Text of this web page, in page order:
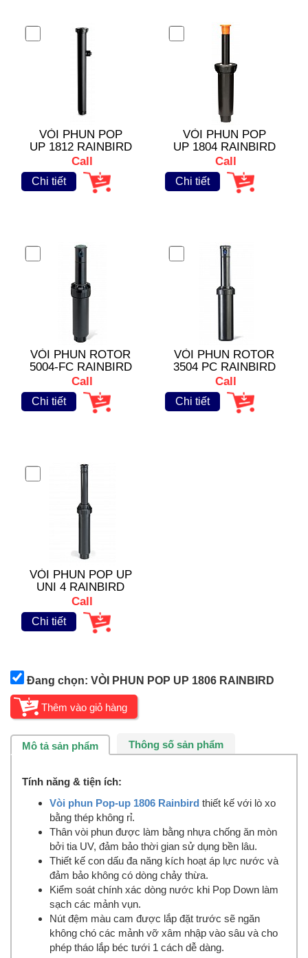
VÒI PHUN POP
UP 1812 RAINBIRD
Call
Chi tiết
VÒI PHUN POP
UP 1804 RAINBIRD
Call
Chi tiết
VÒI PHUN ROTOR
5004-FC RAINBIRD
Call
Chi tiết
VÒI PHUN ROTOR
3504 PC RAINBIRD
Call
Chi tiết
VÒI PHUN POP UP
UNI 4 RAINBIRD
Call
Chi tiết
Đang chọn: VÒI PHUN POP UP 1806 RAINBIRD
Mô tả sản phẩm Thông số sản phẩm
Tính năng & tiện ích:
Vòi phun Pop-up 1806 Rainbird thiết kế với lò xo
bằng thép không rỉ.
Thân vòi phun được làm bằng nhựa chống ăn mòn
bởi tia UV, đảm bảo thời gian sử dụng bền lâu.
Thiết kế con dấu đa năng kích hoạt áp lực nước và
đảm bảo không có dòng chảy thừa.
Kiểm soát chính xác dòng nước khi Pop Down làm
sạch các mảnh vụn.
Nút đệm màu cam được lắp đặt trước sẽ ngăn
không chó các mảnh vỡ xâm nhập vào sâu và cho
phép tháo lắp béc tưới 1 cách dễ dàng.